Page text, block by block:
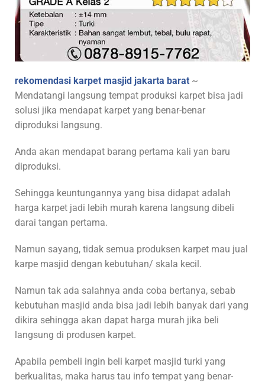
rekomendasi karpet masjid jakarta barat ~
Mendatangi langsung tempat produksi karpet bisa jadi
solusi jika mendapat karpet yang benar-benar
diproduksi langsung.
Anda akan mendapat barang pertama kali yan baru
diproduksi.
Sehingga keuntungannya yang bisa didapat adalah
harga karpet jadi lebih murah karena langsung dibeli
darai tangan pertama.
Namun sayang, tidak semua produksen karpet mau jual
karpe masjid dengan kebutuhan/ skala kecil.
Namun tak ada salahnya anda coba bertanya, sebab
kebutuhan masjid anda bisa jadi lebih banyak dari yang
dikira sehingga akan dapat harga murah jika beli
langsung di produsen karpet.
Apabila pembeli ingin beli karpet masjid turki yang
berkualitas, maka harus tau info tempat yang benar-